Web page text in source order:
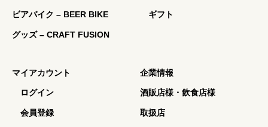
ビアバイク – BEER BIKE
グッズ – CRAFT FUSION
ギフト
マイアカウント
ログイン
会員登録
企業情報
酒販店様・飲食店様
取扱店